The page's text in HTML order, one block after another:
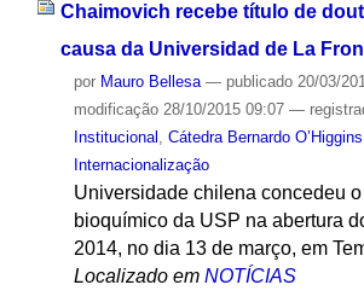
Chaimovich recebe título de
causa da Universidad de La
por Mauro Bellesa — publicado20/03/
modificação28/10/2015 09:07 —
Institucional , Cátedra Bernardo O’Higgins
Internacionalização
Universidade chilena concedeu
bioquímico da USP na abertura
2014, no dia 13 de março, em
Localizado em NOTÍCIAS